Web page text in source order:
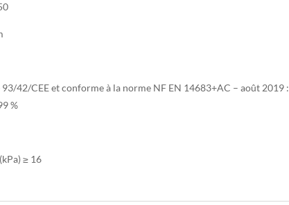
42/CEE et conforme à la norme NF EN 14683+AC – août 2019 :
%
≥ 16